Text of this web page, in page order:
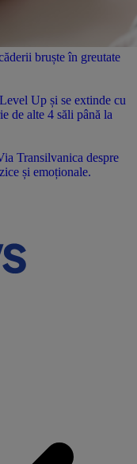
bruște în greutate
Up și se extinde cu
de alte 4 săli până la
Transilvanica despre
și emoționale.